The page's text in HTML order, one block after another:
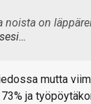
noista on
mutta
ja